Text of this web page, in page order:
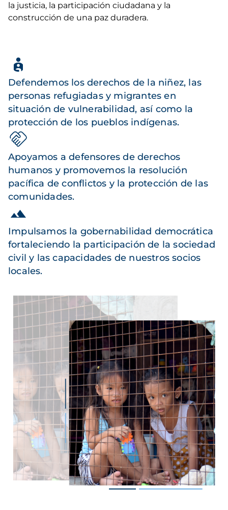
la justicia, la participación ciudadana y la
construcción de una paz duradera.
Defendemos los derechos de la niñez, las
personas refugiadas y migrantes en
situación de vulnerabilidad, así como la
protección de los pueblos indígenas.
Apoyamos a defensores de derechos
humanos y promovemos la resolución
pacífica de conflictos y la protección de las
comunidades.
Impulsamos la gobernabilidad democrática
fortaleciendo la participación de la sociedad
civil y las capacidades de nuestros socios
locales.